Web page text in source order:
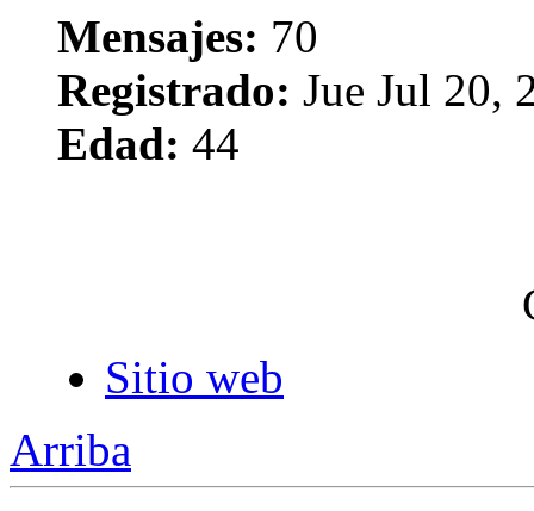
Mensajes: 70
Registrado: Jue Jul 20,
Edad: 44
Sitio web
Arriba